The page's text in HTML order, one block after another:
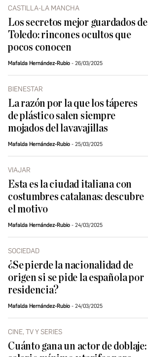
CASTILLA-LA MANCHA
Los secretos mejor guardados de
Toledo: rincones ocultos que
pocos conocen
Mafalda Hernández-Rubio 26/03/2025
BIENESTAR
La razón por la que los táperes
de plástico salen siempre
mojados del lavavajillas
Mafalda Hernández-Rubio 25/03/2025
VIAJAR
Esta es la ciudad italiana con
costumbres catalanas: descubre
el motivo
Mafalda Hernández-Rubio 24/03/2025
SOCIEDAD
¿Se pierde la nacionalidad de
origen si se pide la española por
residencia?
Mafalda Hernández-Rubio 24/03/2025
CINE, TV Y SERIES
Cuánto gana un actor de doblaje: